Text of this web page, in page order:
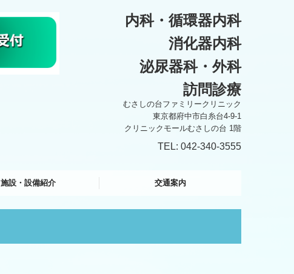
内科・ 循環器内科
消化器内科
泌尿器科・外科
訪問診療
むさしの台ファミリークリニック
東京都府中市白糸台4-9-1
クリニックモールむさしの台 1階
TEL: 042-340-3555
施設・設備紹介 交通案内